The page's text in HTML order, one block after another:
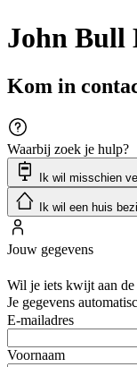
John Bull
Kom in
Waarbij zoek je hulp?
Ik wil misschien
Ik wil een huis
Jouw gegevens
Wil je iets kwijt aan de
Je gegevens
E-mailadres
Voornaam